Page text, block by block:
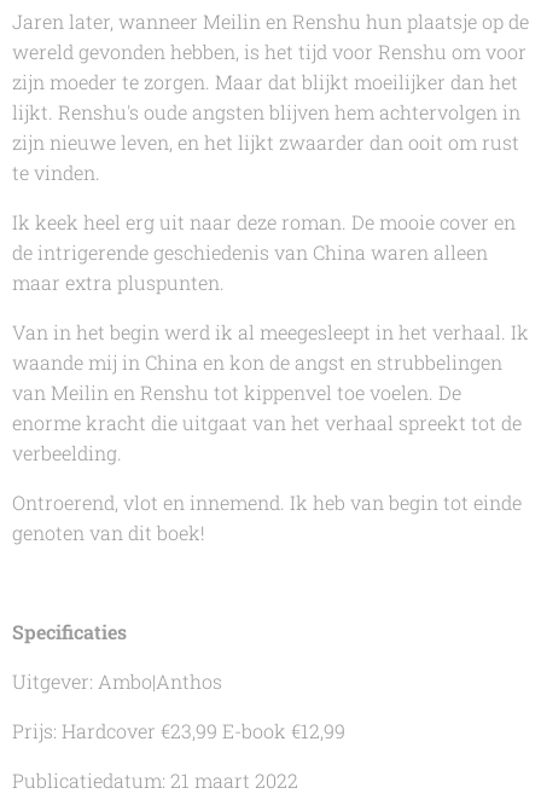
Jaren later, wanneer Meilin en Renshu hun plaatsje op de
wereld gevonden hebben, is het tijd voor Renshu om voor
zijn moeder te zorgen. Maar dat blijkt moeilijker dan het
lijkt. Renshu's oude angsten blijven hem achtervolgen in
zijn nieuwe leven, en het lijkt zwaarder dan ooit om rust
te vinden.
Ik keek heel erg uit naar deze roman. De mooie cover en
de intrigerende geschiedenis van China waren alleen
maar extra pluspunten.
Van in het begin werd ik al meegesleept in het verhaal. Ik
waande mij in China en kon de angst en strubbelingen
van Meilin en Renshu tot kippenvel toe voelen. De
enorme kracht die uitgaat van het verhaal spreekt tot de
verbeelding.
Ontroerend, vlot en innemend. Ik heb van begin tot einde
genoten van dit boek!
Specificaties
Uitgever: Ambo|Anthos
Prijs: Hardcover €23,99 E-book €12,99
Publicatiedatum: 21 maart 2022